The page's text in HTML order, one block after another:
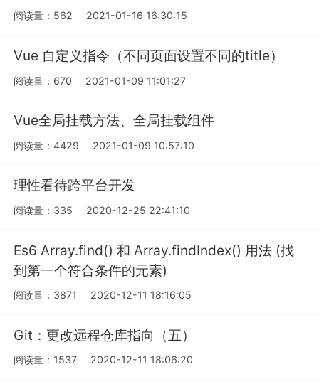
阅读量：562 2021-01-16 16:30:15
Vue 自定义指令（不同页面设置不同的title）
阅读量：670 2021-01-09 11:01:27
Vue全局挂载方法、全局挂载组件
阅读量：4429 2021-01-09 10:57:10
理性看待跨平台开发
阅读量：335 2020-12-25 22:41:10
Es6 Array.find() 和 Array.findIndex() 用法 (找
到第一个符合条件的元素)
阅读量：3871 2020-12-11 18:16:05
Git：更改远程仓库指向（五）
阅读量：1537 2020-12-11 18:06:20